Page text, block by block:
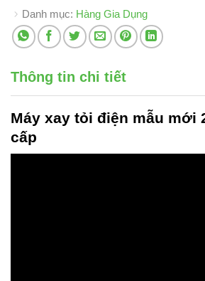
Danh mục: Hàng Gia Dụng
Thông tin chi tiết
Máy xay tỏi điện mẫu mới
cấp